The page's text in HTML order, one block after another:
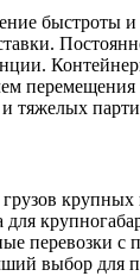
быстроты и
перемещения
тяжелых
крупных
перевозки
выбор для